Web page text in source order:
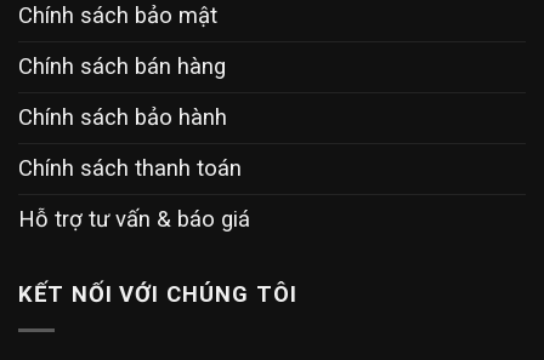
Chính sách bảo mật
Chính sách bán hàng
Chính sách bảo hành
Chính sách thanh toán
Hỗ trợ tư vấn & báo giá
KẾT NỐI VỚI CHÚNG TÔI